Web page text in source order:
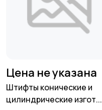
Цена не указана
Штифты конические и
цилиндрические изгот...